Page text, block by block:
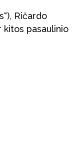
Ričardo
kitos pasaulinio